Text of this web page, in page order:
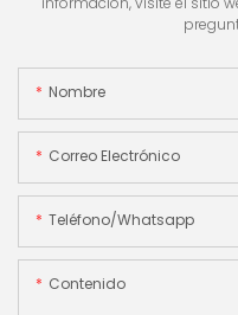
Nombre
Correo Electrónico
Teléfono/whatsapp
Contenido